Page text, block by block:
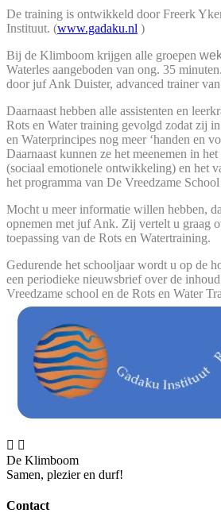
De training is ontwikkeld door Freerk
Instituut. (www.gadaku.nl )
Bij de Klimboom krijgen alle groepen
Waterles aangeboden van ong. 35
door juf Ank Duister, advanced trainer
Daarnaast hebben alle assistenten en
Rots en Water training gevolgd zodat zij
en Waterprincipes nog meer ‘handen en
Daarnaast kunnen ze het meenemen in
(sociaal emotionele ontwikkeling) en het
het programma van De Vreedzame
Mocht u meer informatie willen hebben,
opnemen met juf Ank. Zij vertelt u graag
toepassing van de Rots en Watertraining.
Gedurende het schooljaar wordt u op de
een periodieke nieuwsbrief over de
Vreedzame school en de Rots en Water
 
De Klimboom
Samen, plezier en durf!
Contact